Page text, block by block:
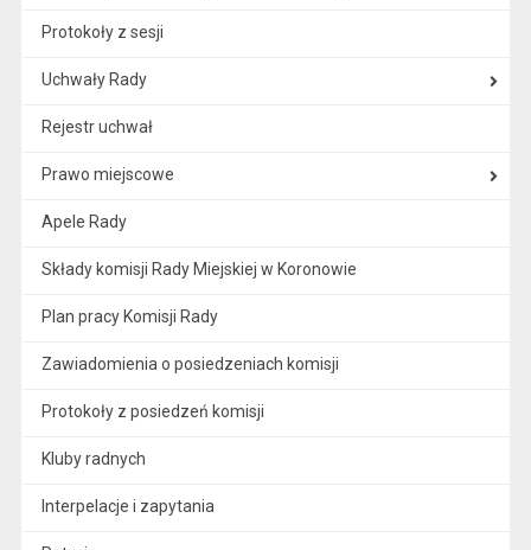
Protokoły z sesji
Uchwały Rady
Rejestr uchwał
Prawo miejscowe
Apele Rady
Składy komisji Rady Miejskiej w Koronowie
Plan pracy Komisji Rady
Zawiadomienia o posiedzeniach komisji
Protokoły z posiedzeń komisji
Kluby radnych
Interpelacje i zapytania